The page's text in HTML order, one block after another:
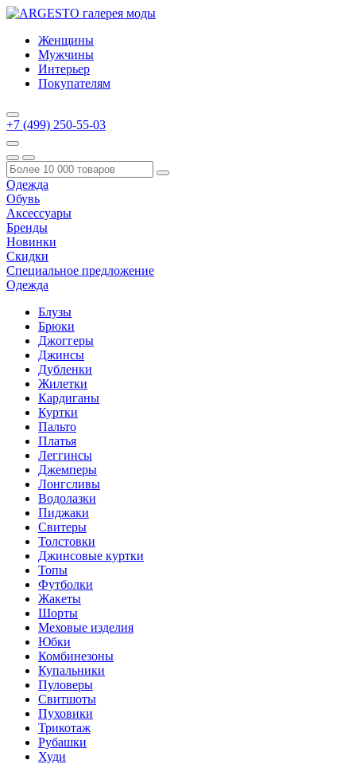
Женщины
Мужчины
Интерьер
Покупателям
+7 (499) 250-55-03
Одежда
Обувь
Аксессуары
Бренды
Новинки
Скидки
Специальное предложение
Одежда
Блузы
Брюки
Джоггеры
Джинсы
Дубленки
Жилетки
Кардиганы
Куртки
Пальто
Платья
Леггинсы
Джемперы
Лонгсливы
Водолазки
Пиджаки
Свитеры
Толстовки
Джинсовые куртки
Топы
Футболки
Жакеты
Шорты
Меховые изделия
Юбки
Комбинезоны
Купальники
Пуловеры
Свитшоты
Пуховики
Трикотаж
Рубашки
Худи